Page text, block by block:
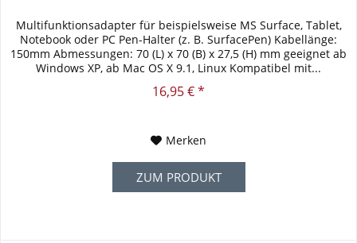
Multifunktionsadapter für beispielsweise MS Surface, Tablet,
Notebook oder PC Pen-Halter (z. B. SurfacePen) Kabellänge:
150mm Abmessungen: 70 (L) x 70 (B) x 27,5 (H) mm geeignet ab
Windows XP, ab Mac OS X 9.1, Linux Kompatibel mit...
16,95 € *
Merken
ZUM PRODUKT